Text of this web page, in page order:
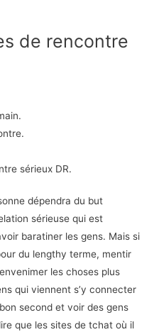
de rencontre
sérieux DR.
dépendra du but
sérieuse qui est
baratiner les gens. Mais si
du lengthy terme, mentir
les choses plus
qui viennent s’y connecter
second et voir des gens
que les sites de tchat où il